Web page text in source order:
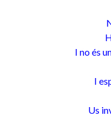
I no és
I
Us